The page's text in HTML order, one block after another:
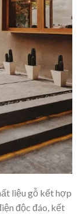
liệu gỗ kết hợp
độc đáo, kết